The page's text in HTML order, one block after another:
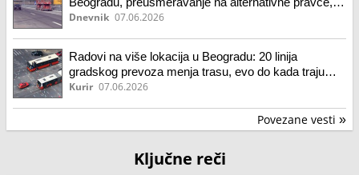
kolone kamiona na Batrovcima i Šidu
Dnevnik 07.06.2026
Radovi na više lokacija u Beogradu: 20 linija
gradskog prevoza menja trasu, evo do kada traju
izmene
Kurir 07.06.2026
Povezane vesti »
Ključne reči